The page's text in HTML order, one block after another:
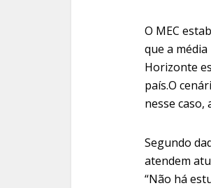
O MEC
que a
Horizonte
país.O
nesse caso,
Segundo
atendem
“Não há